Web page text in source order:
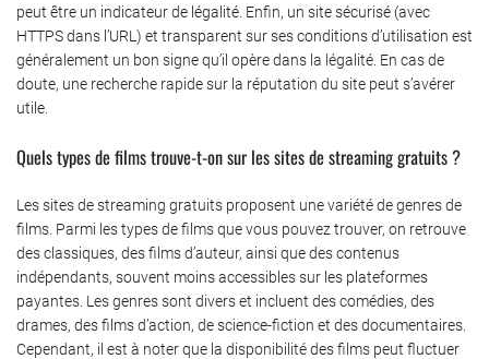
peut être un indicateur de légalité. Enfin, un site sécurisé (avec
HTTPS dans l’URL) et transparent sur ses conditions d’utilisation est
généralement un bon signe qu’il opère dans la légalité. En cas de
doute, une recherche rapide sur la réputation du site peut s’avérer
utile.
Quels types de films trouve-t-on sur les sites de streaming gratuits ?
Les sites de streaming gratuits proposent une variété de genres de
films. Parmi les types de films que vous pouvez trouver, on retrouve
des classiques, des films d’auteur, ainsi que des contenus
indépendants, souvent moins accessibles sur les plateformes
payantes. Les genres sont divers et incluent des comédies, des
drames, des films d’action, de science-fiction et des documentaires.
Cependant, il est à noter que la disponibilité des films peut fluctuer